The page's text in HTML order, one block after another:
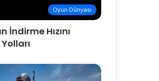
Oyun Dünyası
İndirme Hızını